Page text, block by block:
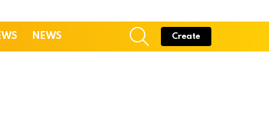
NEWS
SEARCH
Create